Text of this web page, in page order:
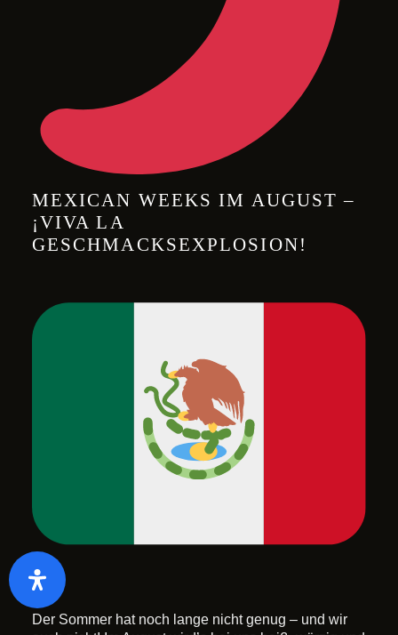
MEXICAN WEEKS IM AUGUST –
¡VIVA LA
GESCHMACKSEXPLOSION!
Der Sommer hat noch lange nicht genug – und wir